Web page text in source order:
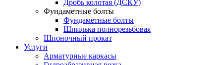
Дробь колотая (ДСКУ)
Фундаметные болты
Фундаметные болты
Шпилька полнорезьбовая
Шпоночный прокат
Услуги
Арматурные каркасы